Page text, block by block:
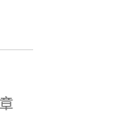
麼
入